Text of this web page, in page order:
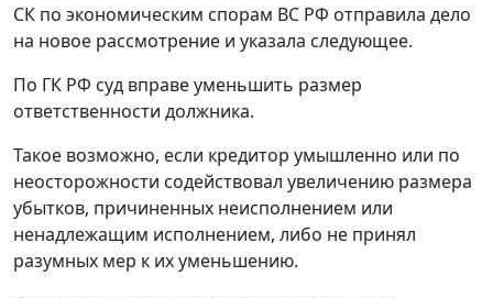
СК по экономическим спорам ВС РФ отправила дело
на новое рассмотрение и указала следующее.
По ГК РФ суд вправе уменьшить размер
ответственности должника.
Такое возможно, если кредитор умышленно или по
неосторожности содействовал увеличению размера
убытков, причиненных неисполнением или
ненадлежащим исполнением, либо не принял
разумных мер к их уменьшению.